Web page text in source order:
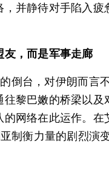
并静待对手陷入
友，而是军事走廊
倒台，对伊朗而言
黎巴嫩的桥梁以
网络在此运作。
制衡力量的剧烈演